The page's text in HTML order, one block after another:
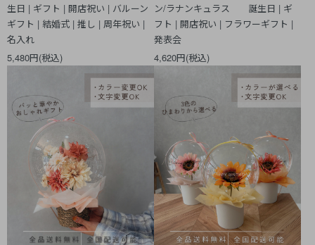
生日 | ギフト | 開店祝い | バルーン
ギフト | 結婚式 | 推し | 周年祝い |
名入れ
5,480円(税込)
ン/ラナンキュラス 誕生日 | ギ
フト | 開店祝い | フラワーギフト |
発表会
4,620円(税込)